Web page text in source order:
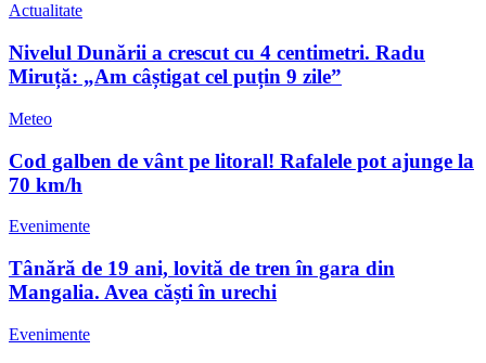
Actualitate
Nivelul Dunării a crescut cu 4 centimetri. Radu
Miruță: „Am câștigat cel puțin 9 zile”
Meteo
Cod galben de vânt pe litoral! Rafalele pot ajunge la
70 km/h
Evenimente
Tânără de 19 ani, lovită de tren în gara din
Mangalia. Avea căști în urechi
Evenimente